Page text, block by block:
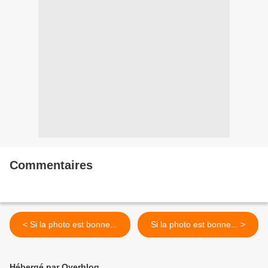
Commentaires
< Si la photo est bonne... Si la photo est bonne... >